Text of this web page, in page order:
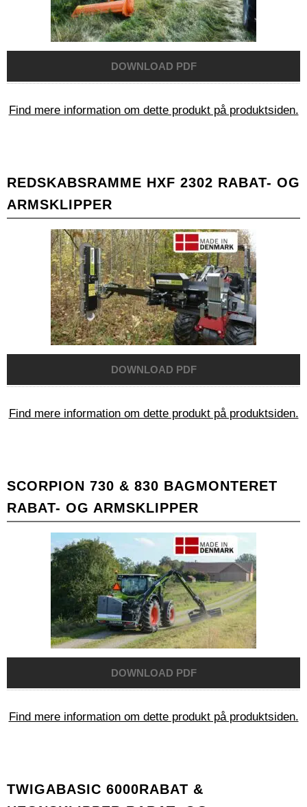
Find mere information om dette produkt på produktsiden.
REDSKABSRAMME HXF 2302 RABAT- OG
ARMSKLIPPER
Find mere information om dette produkt på produktsiden.
SCORPION 730 & 830 BAGMONTERET
RABAT- OG ARMSKLIPPER
Find mere information om dette produkt på produktsiden.
TWIGABASIC 6000RABAT &